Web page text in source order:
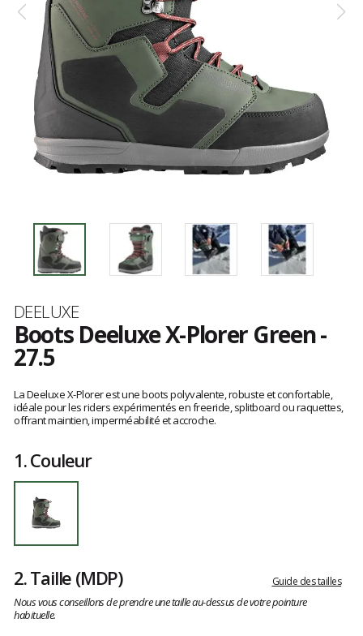
Marque
DEELUXE
Boots Deeluxe X-Plorer Green -
27.5
1000/4215
27.5
avis
clients
La Deeluxe X-Plorer est une boots polyvalente, robuste et confortable,
idéale pour les riders expérimentés en freeride, splitboard ou raquettes,
offrant maintien, imperméabilité et accroche.
1.Couleur
2.Taille (MDP) Guide des tailles
Nous vous conseillons de prendre une taille au-dessus de votre pointure
habituelle.